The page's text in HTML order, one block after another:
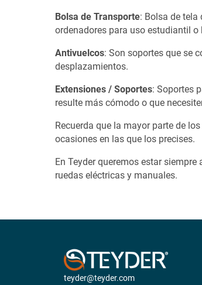
Bolsa de Transporte: Bolsa de
ordenadores para uso estudiantil o
Antivuelcos: Son soportes que se
desplazamientos.
Extensiones / Soportes: Soportes
resulte más cómodo o que
Recuerda que la mayor parte de
ocasiones en las que los precises.
En Teyder queremos estar
ruedas eléctricas y manuales.
teyder@teyder.com